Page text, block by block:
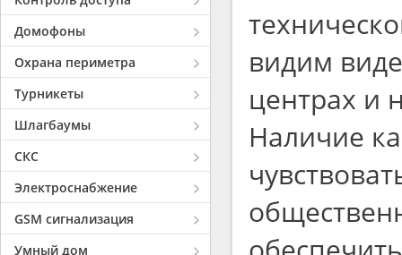
Домофоны
Охрана периметра
Турникеты
Шлагбаумы
СКС
Электроснабжение
GSM сигнализация
Умный дом
видим
центрах и
Наличие